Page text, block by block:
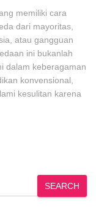
memiliki cara
dari mayoritas,
atau gangguan
ini bukanlah
dalam keberagaman
konvensional,
kesulitan karena
SEARCH